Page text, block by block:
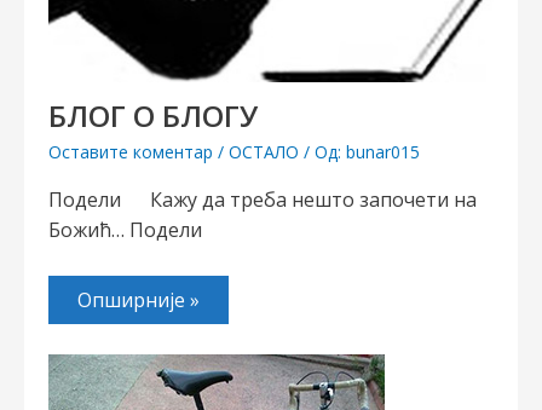
БЛОГ О БЛОГУ
Оставите коментар / ОСТАЛО / Од: bunar015
Подели Кажу да треба нешто започети на
Божић… Подели
Опширније »